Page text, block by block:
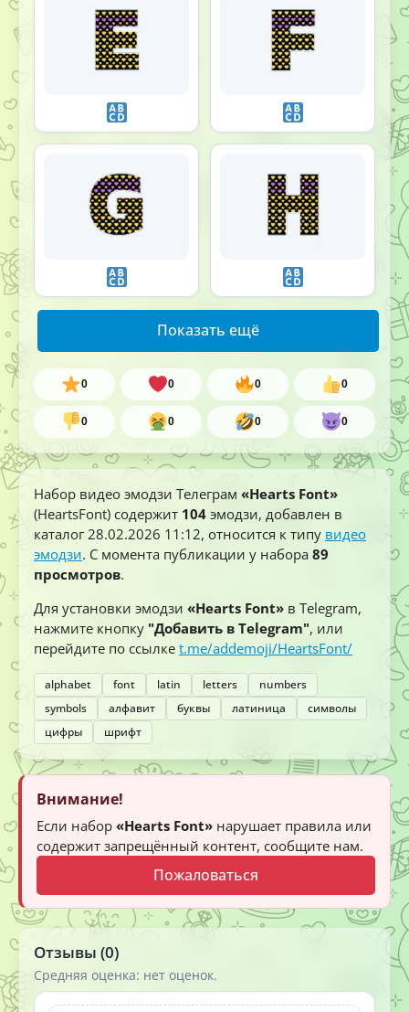
Показать ещё
0 0 0 0
0 0 0 0
Набор видео эмодзи Телеграм «Hearts Font»
(HeartsFont) содержит 104 эмодзи, добавлен в
каталог 28.02.2026 11:12, относится к типу видео
эмодзи. С момента публикации у набора 89
просмотров.
Для установки эмодзи «Hearts Font» в Telegram,
нажмите кнопку "Добавить в Telegram", или
перейдите по ссылке t.me/addemoji/HeartsFont/
alphabet font latin letters
numbers
symbols
алфавит буквы латиница
символы
цифры
шрифт
Внимание!
Если набор «Hearts Font» нарушает правила или
содержит запрещённый контент, сообщите нам.
Пожаловаться
Отзывы (0)
Средняя оценка: нет оценок.